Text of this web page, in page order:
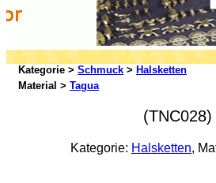
Kategorie > Schmuck > Halsketten
Material > Tagua
(TNC028)
Kategorie: Halsketten,